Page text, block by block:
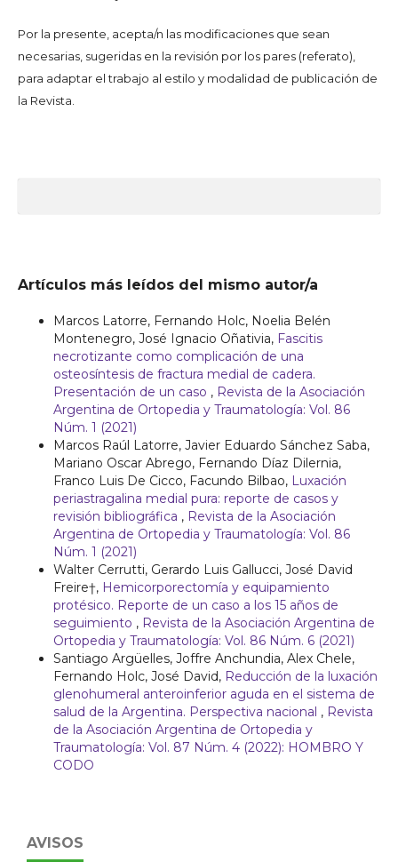
Por la presente, acepta/n las modificaciones que sean
necesarias, sugeridas en la revisión por los pares (referato),
para adaptar el trabajo al estilo y modalidad de publicación de
la Revista.
Artículos más leídos del mismo autor/a
Marcos Latorre, Fernando Holc, Noelia Belén
Montenegro, José Ignacio Oñativia, Fascitis
necrotizante como complicación de una
osteosíntesis de fractura medial de cadera.
Presentación de un caso , Revista de la Asociación
Argentina de Ortopedia y Traumatología: Vol. 86
Núm. 1 (2021)
Marcos Raúl Latorre, Javier Eduardo Sánchez Saba,
Mariano Oscar Abrego, Fernando Díaz Dilernia,
Franco Luis De Cicco, Facundo Bilbao, Luxación
periastragalina medial pura: reporte de casos y
revisión bibliográfica , Revista de la Asociación
Argentina de Ortopedia y Traumatología: Vol. 86
Núm. 1 (2021)
Walter Cerrutti, Gerardo Luis Gallucci, José David
Freire†, Hemicorporectomía y equipamiento
protésico. Reporte de un caso a los 15 años de
seguimiento , Revista de la Asociación Argentina de
Ortopedia y Traumatología: Vol. 86 Núm. 6 (2021)
Santiago Argüelles, Joffre Anchundia, Alex Chele,
Fernando Holc, José David, Reducción de la luxación
glenohumeral anteroinferior aguda en el sistema de
salud de la Argentina. Perspectiva nacional , Revista
de la Asociación Argentina de Ortopedia y
Traumatología: Vol. 87 Núm. 4 (2022): HOMBRO Y
CODO
AVISOS